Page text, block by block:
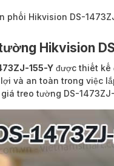
phối Hikvision DS-
Hikvision
155-Y được thiết kế
và an toàn trong việc
treo tường DS-